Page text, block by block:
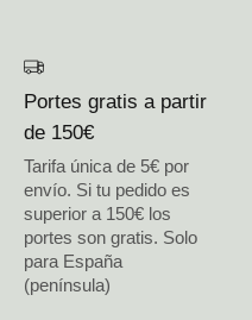
Portes gratis a partir
de 150€
Tarifa única de 5€ por
envío. Si tu pedido es
superior a 150€ los
portes son gratis. Solo
para España
(península)